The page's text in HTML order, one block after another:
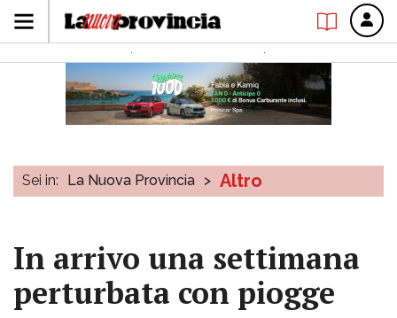
Sei in: La Nuova Provincia > Altro
In arrivo una settimana
perturbata con piogge